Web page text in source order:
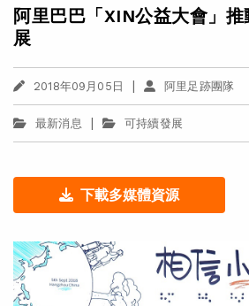
阿里巴巴「XIN公益大會」
展
2018年09月05日 | 阿里足跡團隊
最新消息 | 可持續發展
下載多媒體資源